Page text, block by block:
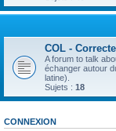
COL -
A forum to talk
échanger autour
latine).
Sujets : 18
CONNEXION